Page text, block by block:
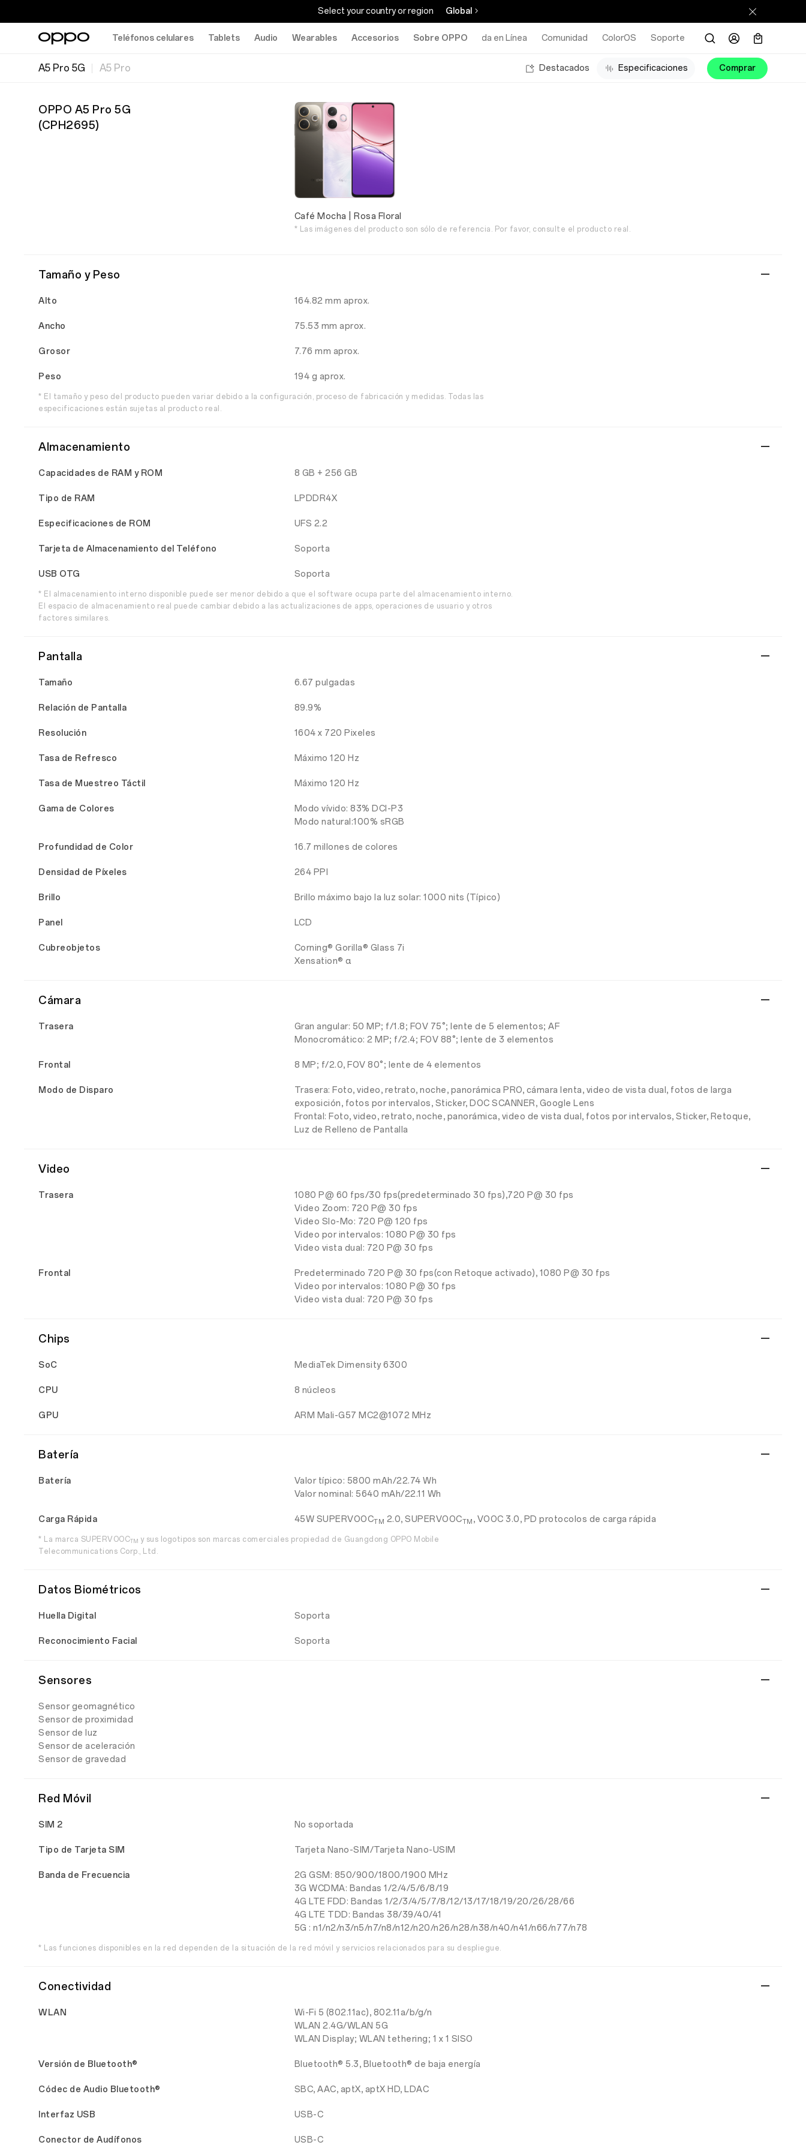
Select your country or region Global
Teléfonos celulares Tablets Audio Wearables Accesorios Sobre OPPOTienda en Línea Comunidad ColorOS Soporte
A5 Pro 5G A5 Pro Destacados Especificaciones Comprar
OPPO A5 Pro 5G
(CPH2695)
Café Mocha | Rosa Floral
* Las imágenes del producto son sólo de referencia. Por favor, consulte el producto real.
Tamaño y Peso
Alto 164.82 mm aprox.
Ancho 75.53 mm aprox.
Grosor 7.76 mm aprox.
Peso 194 g aprox.
* El tamaño y peso del producto pueden variar debido a la configuración, proceso de fabricación y medidas. Todas las
especificaciones están sujetas al producto real.
Almacenamiento
Capacidades de RAM y ROM 8 GB + 256 GB
Tipo de RAM LPDDR4X
Especificaciones de ROM UFS 2.2
Tarjeta de Almacenamiento del Teléfono Soporta
USB OTG Soporta
* El almacenamiento interno disponible puede ser menor debido a que el software ocupa parte del almacenamiento interno.
El espacio de almacenamiento real puede cambiar debido a las actualizaciones de apps, operaciones de usuario y otros
factores similares.
Pantalla
Tamaño 6.67 pulgadas
Relación de Pantalla 89.9%
Resolución 1604 x 720 Pixeles
Tasa de Refresco Máximo 120 Hz
Tasa de Muestreo Táctil Máximo 120 Hz
Gama de Colores
Modo vívido: 83% DCI-P3
Modo natural:100% sRGB
Profundidad de Color 16.7 millones de colores
Densidad de Píxeles 264 PPI
Brillo Brillo máximo bajo la luz solar: 1000 nits (Típico)
Panel LCD
Cubreobjetos
Corning® Gorilla® Glass 7i
Xensation® α
Cámara
Trasera
Gran angular: 50 MP; f/1.8; FOV 75°; lente de 5 elementos; AF
Monocromático: 2 MP; f/2.4; FOV 88°; lente de 3 elementos
Frontal 8 MP; f/2.0, FOV 80°; lente de 4 elementos
Modo de Disparo
Trasera: Foto, video, retrato, noche, panorámica PRO, cámara lenta, video de vista dual, fotos de larga
exposición, fotos por intervalos, Sticker, DOC SCANNER, Google Lens
Frontal: Foto, video, retrato, noche, panorámica, video de vista dual, fotos por intervalos, Sticker, Retoque,
Luz de Relleno de Pantalla
Video
Trasera
1080 P@ 60 fps/30 fps(predeterminado 30 fps),720 P@ 30 fps
Video Zoom: 720 P@ 30 fps
Video Slo-Mo: 720 P@ 120 fps
Video por intervalos: 1080 P@ 30 fps
Video vista dual: 720 P@ 30 fps
Frontal
Predeterminado 720 P@ 30 fps(con Retoque activado), 1080 P@ 30 fps
Video por intervalos: 1080 P@ 30 fps
Video vista dual: 720 P@ 30 fps
Chips
SoC MediaTek Dimensity 6300
CPU 8 núcleos
GPU ARM Mali-G57 MC2@1072 MHz
Batería
Batería
Valor típico: 5800 mAh/22.74 Wh
Valor nominal: 5640 mAh/22.11 Wh
Carga Rápida 45W SUPERVOOCTM 2.0, SUPERVOOCTM , VOOC 3.0, PD protocolos de carga rápida
* La marca SUPERVOOCTM y sus logotipos son marcas comerciales propiedad de Guangdong OPPO Mobile
Telecommunications Corp., Ltd.
Datos Biométricos
Huella Digital Soporta
Reconocimiento Facial Soporta
Sensores
Sensor geomagnético
Sensor de proximidad
Sensor de luz
Sensor de aceleración
Sensor de gravedad
Red Móvil
SIM 2 No soportada
Tipo de Tarjeta SIM Tarjeta Nano-SIM/Tarjeta Nano-USIM
Banda de Frecuencia
2G GSM: 850/900/1800/1900 MHz
3G WCDMA: Bandas 1/2/4/5/6/8/19
4G LTE FDD: Bandas 1/2/3/4/5/7/8/12/13/17/18/19/20/26/28/66
4G LTE TDD: Bandas 38/39/40/41
5G : n1/n2/n3/n5/n7/n8/n12/n20/n26/n28/n38/n40/n41/n66/n77/n78
* Las funciones disponibles en la red dependen de la situación de la red móvil y servicios relacionados para su despliegue.
Conectividad
WLAN
Wi-Fi 5 (802.11ac), 802.11a/b/g/n
WLAN 2.4G/WLAN 5G
WLAN Display; WLAN tethering; 1 x 1 SISO
Versión de Bluetooth® Bluetooth® 5.3, Bluetooth® de baja energía
Códec de Audio Bluetooth® SBC, AAC, aptX, aptX HD, LDAC
Interfaz USB USB-C
Conector de Audífonos USB-C